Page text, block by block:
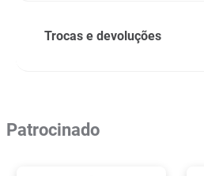
Trocas e devoluções
Patrocinado